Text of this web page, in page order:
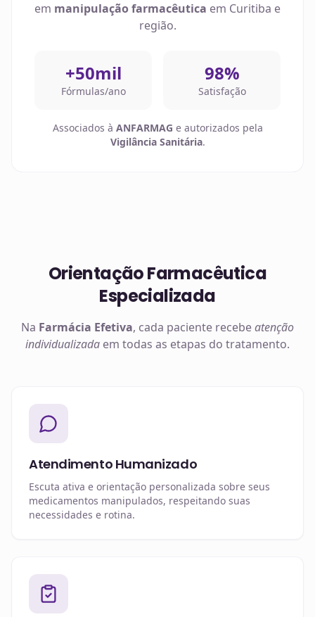
em manipulação farmacêutica em Curitiba e
região.
+50mil
Fórmulas/ano
98%
Satisfação
Associados à ANFARMAG e autorizados pela
Vigilância Sanitária.
Orientação Farmacêutica
Especializada
Na Farmácia Efetiva, cada paciente recebeatenção
individualizada em todas as etapas do tratamento.
Atendimento Humanizado
Escuta ativa e orientação personalizada sobre seus
medicamentos manipulados, respeitando suas
necessidades e rotina.